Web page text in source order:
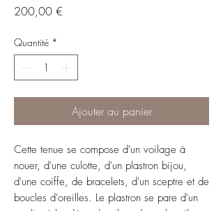
200,00 €
Quantité *
Ajouter au panier
Cette tenue se compose d'un voilage à
nouer, d'une culotte, d'un plastron bijou,
d'une coiffe, de bracelets, d'un sceptre et de
boucles d'oreilles. Le plastron se pare d'un